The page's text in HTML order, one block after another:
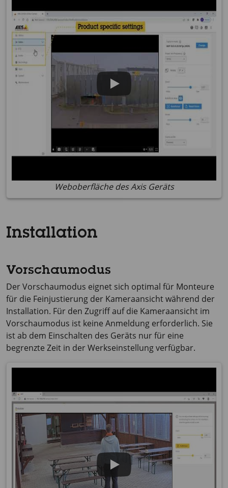
Weboberfläche des Axis Geräts
Installation
Vorschaumodus
Der Vorschaumodus eignet sich optimal für Monteure
für die Feinjustierung der Kameraansicht während der
Installation. Für den Zugriff auf die Kameraansicht im
Vorschaumodus ist keine Anmeldung erforderlich. Sie
ist ab dem Einschalten des Geräts nur für eine
begrenzte Zeit in der Werkseinstellung verfügbar.